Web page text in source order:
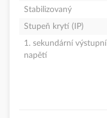
Stabilizovaný
Stupeň krytí (IP)
1. sekundární výstupní
napětí